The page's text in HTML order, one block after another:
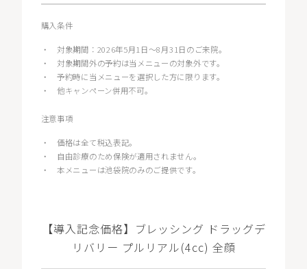
購入条件
・ 対象期間：2026年5月1日〜8月31日のご来院。
・ 対象期間外の予約は当メニューの対象外です。
・予約時に当メニューを選択した方に限ります。
・他キャンペーン併用不可。
注意事項
・価格は全て税込表記。
・
自由診療のため保険が適用されません。
・本メニューは池袋院のみのご提供です。
【導入記念価格】ブレッシング ドラッグデ
リバリー プルリアル(4cc) 全顔